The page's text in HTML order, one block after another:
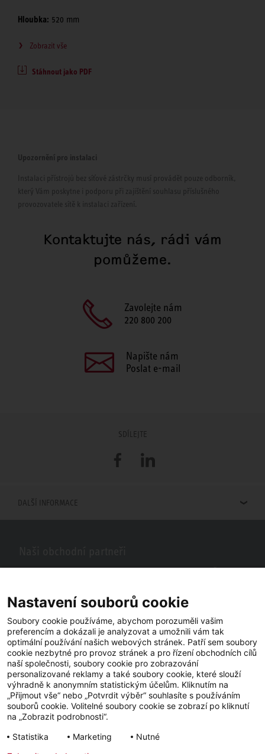
Hloubka: 520 mm
Zobrazit vše
Stáhnout jako PDF
Upozornění pro instalaci
Instalaci přístrojů bez síťové zástrčky musí provádět pouze odborník,
který Vám poskytne i podporu při zajištění souhlasu příslušného
provozovatele sítě k instalaci zařízení.
Kontaktujte nás, rádi vám
pomůžeme.
Zavolejte nám
220 800 200
Napište nám
Poslat e-mail
SDÍLEJTE
FacebookLinkedIn
DALŠÍ INFORMACE
se vám naši partneři ve vašem okolí.
YouTube Facebook LinkedIn
Instagram
Nastavení souborů cookie
Soubory cookie používáme, abychom porozuměli vašim
preferencím a dokázali je analyzovat a umožnili vám tak
optimální používání našich webových stránek. Patří sem soubory
cookie nezbytné pro provoz stránek a pro řízení obchodních cílů
naší společnosti, soubory cookie pro zobrazování
personalizované reklamy a také soubory cookie, které slouží
výhradně k anonymním statistickým účelům. Kliknutím na
„Přijmout vše“ nebo „Potvrdit výběr“ souhlasíte s používáním
souborů cookie. Volitelné soubory cookie se zobrazí po kliknutí
na „Zobrazit podrobnosti“.
Statistika
Marketing
Nutné